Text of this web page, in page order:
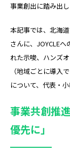
事業創出に踏み出し
本記事では、北海
さんに、JOYCLE
れた示唆、ハンズ
（地域ごとに導入
について、代表・
事業共創推
優先に」